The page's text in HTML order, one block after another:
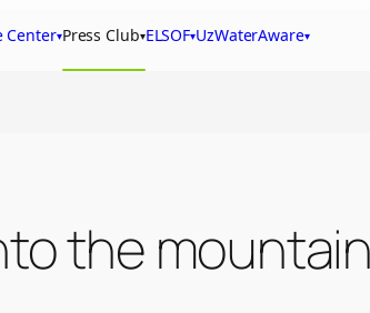
Center▾Press Club▾ELSOF▾UzWaterAware▾
the